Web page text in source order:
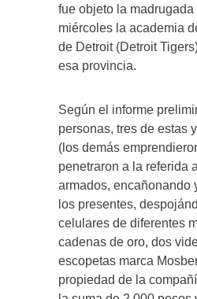
fue objeto la madrugada
miércoles la academia
de Detroit (Detroit
esa provincia.
Según el informe
personas, tres de estas
(los demás
penetraron a la referida
armados, encañonando
los presentes,
celulares de diferentes
cadenas de oro, dos
escopetas marca
propiedad de la